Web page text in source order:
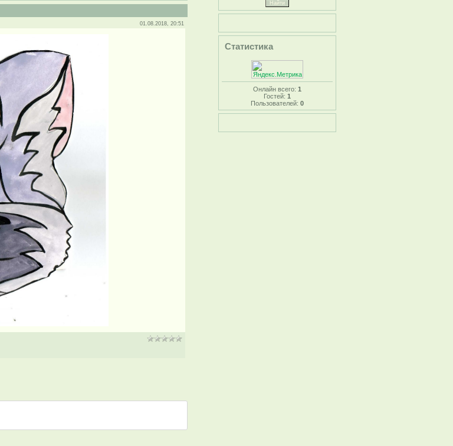
01.08.2018, 20:51
Статистика
Онлайн всего: 1
Гостей: 1
Пользователей: 0